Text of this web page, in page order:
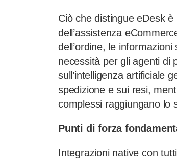
Ciò che distingue eDesk
dell’assistenza
dell’ordine, le
necessità per gli agenti di
sull’intelligenza artificiale
spedizione e sui resi,
complessi raggiungano lo
Punti di forza
Integrazioni native con